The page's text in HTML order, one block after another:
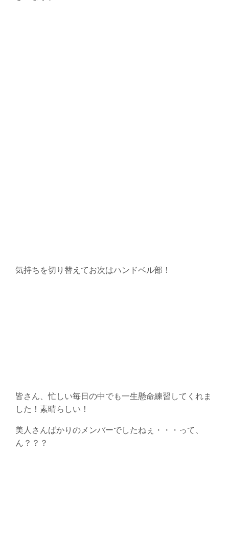
気持ちを切り替えてお次はハンドベル部！
皆さん、忙しい毎日の中でも一生懸命練習してくれま
した！素晴らしい！
美人さんばかりのメンバーでしたねぇ・・・って、
ん？？？